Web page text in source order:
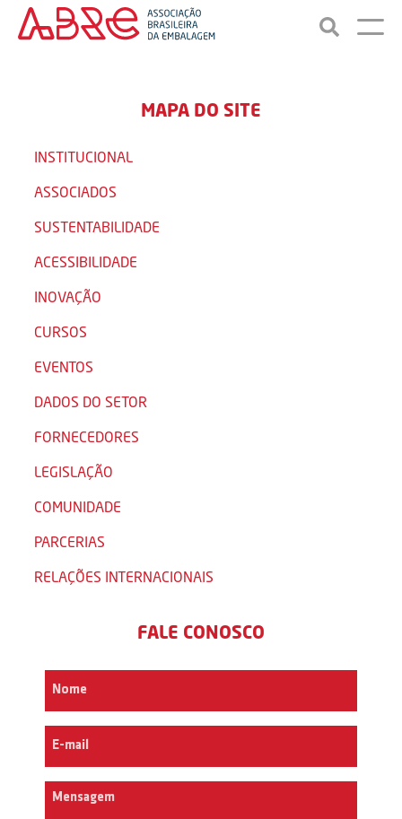
MAPA DO SITE
INSTITUCIONAL
ASSOCIADOS
SUSTENTABILIDADE
ACESSIBILIDADE
INOVAÇÃO
CURSOS
EVENTOS
DADOS DO SETOR
FORNECEDORES
LEGISLAÇÃO
COMUNIDADE
PARCERIAS
RELAÇÕES INTERNACIONAIS
FALE CONOSCO